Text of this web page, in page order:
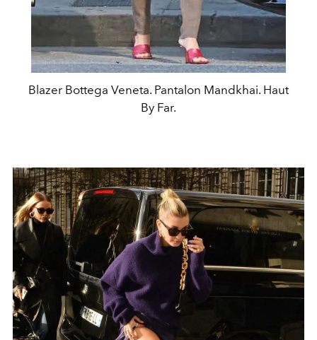
Blazer Bottega Veneta. Pantalon Mandkhai. Haut
By Far.